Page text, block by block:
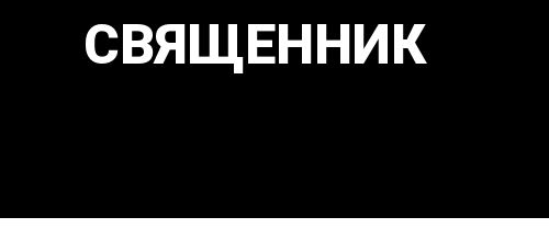
СВЯЩЕННИК